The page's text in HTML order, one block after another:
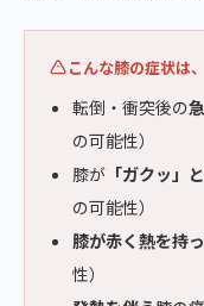
こんな膝の症状は
転倒・衝突後の
の可能性）
膝が 「ガクッ」
の可能性）
膝が赤く熱を持
性）